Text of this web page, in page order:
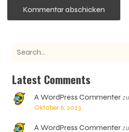
Latest Comments
A WordPress Commenterzu
Oktober 6, 2023
A WordPress Commenterzu